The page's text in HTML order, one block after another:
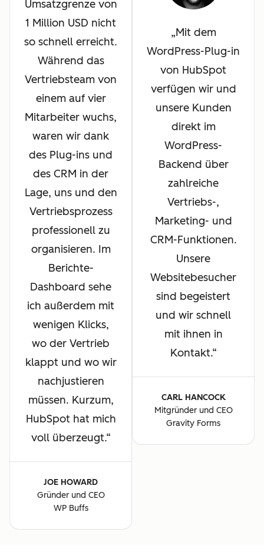
Umsatzgrenze von
1 Million USD nicht
so schnell erreicht.
Während das
Vertriebsteam von
einem auf vier
Mitarbeiter wuchs,
waren wir dank
des Plug-ins und
des CRM in der
Lage, uns und den
Vertriebsprozess
professionell zu
organisieren. Im
Berichte-
Dashboard sehe
ich außerdem mit
wenigen Klicks,
wo der Vertrieb
klappt und wo wir
nachjustieren
müssen. Kurzum,
HubSpot hat mich
voll überzeugt.
JOE HOWARD
Gründer und CEO
WP Buffs
Mit dem
WordPress-Plug-in
von HubSpot
verfügen wir und
unsere Kunden
direkt im
WordPress-
Backend über
zahlreiche
Vertriebs-,
Marketing- und
CRM-Funktionen.
Unsere
Websitebesucher
sind begeistert
und wir schnell
mit ihnen in
Kontakt.
CARL HANCOCK
Mitgründer und CEO
Gravity Forms